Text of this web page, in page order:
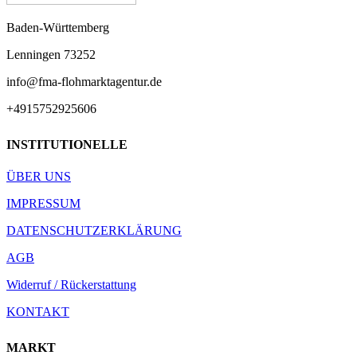
Baden-Württemberg
Lenningen 73252
info@fma-flohmarktagentur.de
+4915752925606
INSTITUTIONELLE
ÜBER UNS
IMPRESSUM
DATENSCHUTZERKLÄRUNG
AGB
Widerruf / Rückerstattung
KONTAKT
MARKT